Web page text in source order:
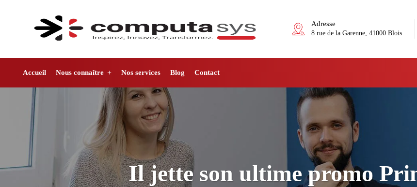
Adresse
8 rue de la Garenne, 41000 Blois
Accueil Nous connaître Nos services Blog Contact
Il jette son ultime promo